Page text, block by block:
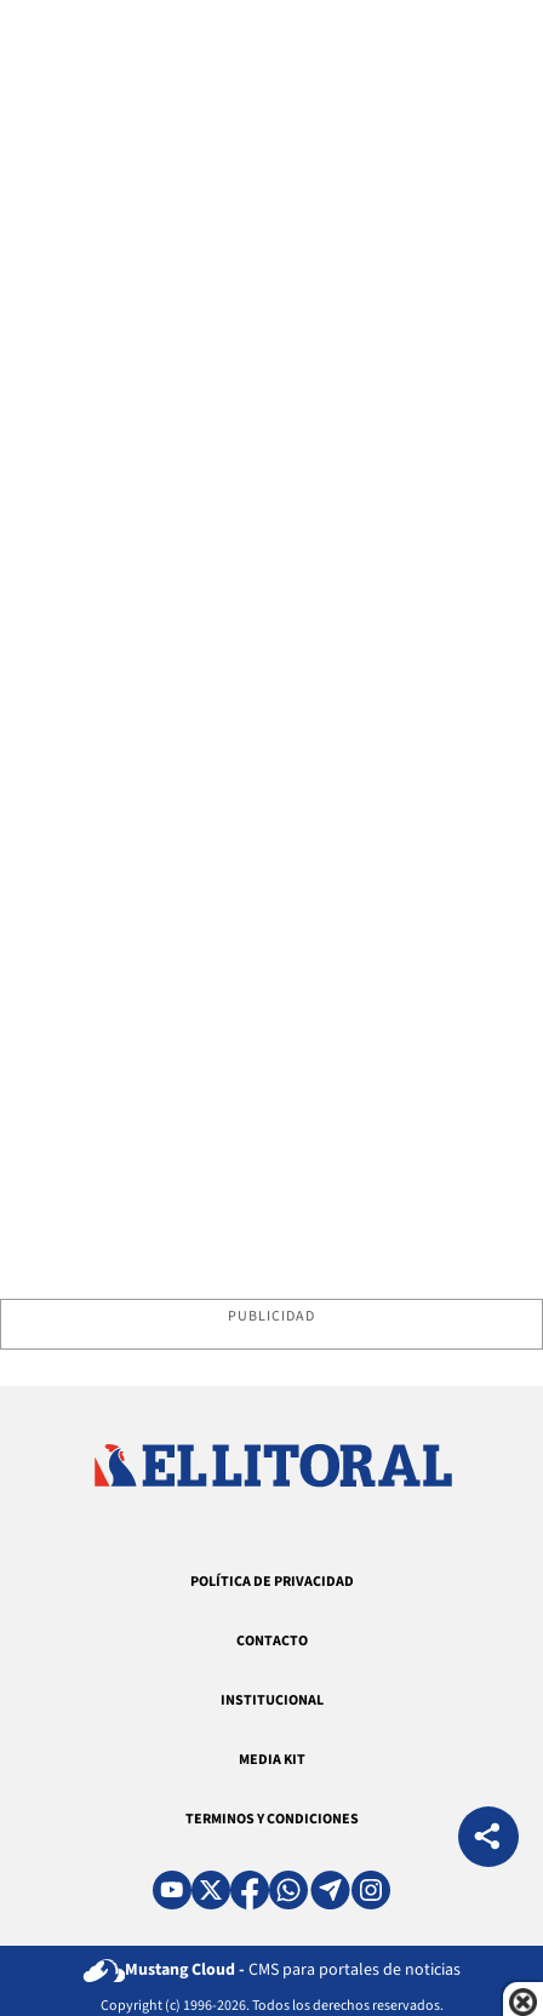
PUBLICIDAD
POLÍTICA DE PRIVACIDAD
CONTACTO
INSTITUCIONAL
MEDIA KIT
TERMINOS Y CONDICIONES
Mustang Cloud - CMS para portales de noticias
Copyright (c) 1996-2026. Todos los derechos reservados.